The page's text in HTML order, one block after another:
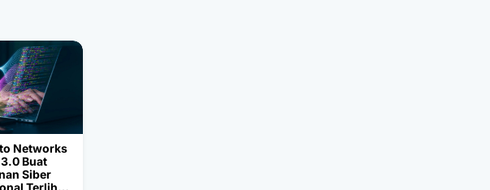
Networks
Buat
Siber